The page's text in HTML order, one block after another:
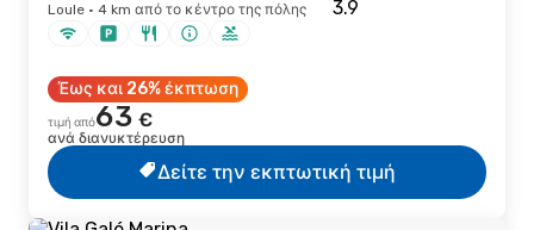
Loule · 4 km από το κέντρο της πόλης
Έως και 26% έκπτωση
τιμή από63 €
ανά διανυκτέρευση
Δείτε την εκπτωτική τιμή